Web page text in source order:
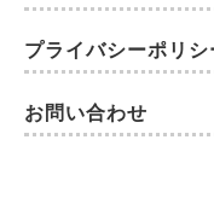
プライバシーポリシ
お問い合わせ